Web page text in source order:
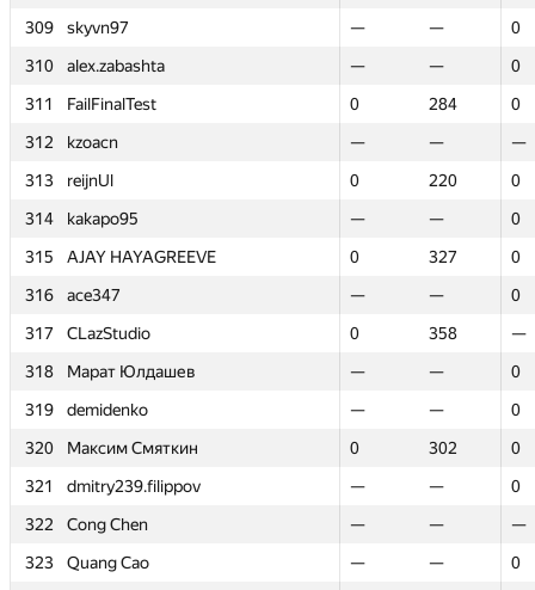
309
skyvn97 — —
0
310
alex.zabashta — —
0
311
FailFinalTest 0 284
0
312
kzoacn — —
—
313
reijnUl 0 220
0
314
kakapo95 — —
0
315
AJAY HAYAGREEVE 0 327
0
316
ace347 — —
0
317
CLazStudio 0 358
—
318
Марат Юлдашев — —
0
319
demidenko — —
0
320
Максим Смяткин 0 302
0
321
dmitry239.filippov — —
0
322
Cong Chen — —
—
323
Quang Cao — —
0
309
skyvn97 — —
0
310
alex.zabashta — —
0
311
FailFinalTest 0 284
0
312
kzoacn — —
—
313
reijnUl 0 220
0
314
kakapo95 — —
0
315
AJAY HAYAGREEVE 0 327
0
316
ace347 — —
0
317
CLazStudio 0 358
—
318
Марат Юлдашев — —
0
319
demidenko — —
0
320
Максим Смяткин 0 302
0
321
dmitry239.filippov — —
0
322
Cong Chen — —
—
323
Quang Cao — —
0